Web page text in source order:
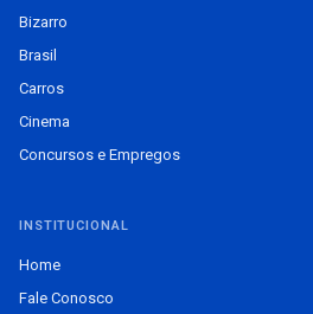
Bizarro
Brasil
Carros
Cinema
Concursos e Empregos
INSTITUCIONAL
Home
Fale Conosco